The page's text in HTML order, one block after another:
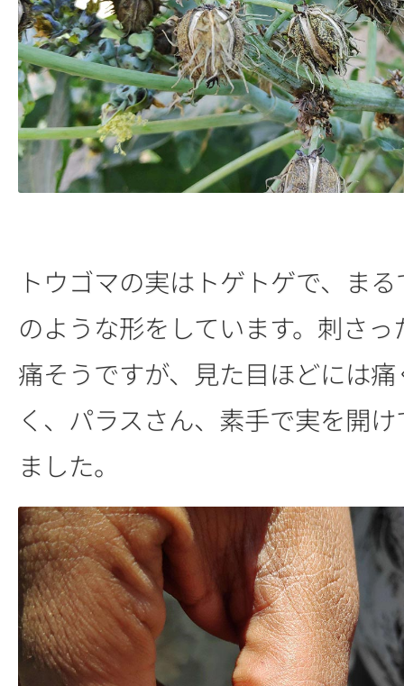
トウゴマの実はトゲトゲで、ま
のような形をしています。刺さっ
痛そうですが、見た目ほどには
く、パラスさん、素手で実を開
ました。